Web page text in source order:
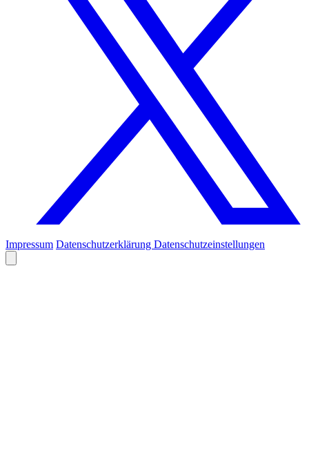
Impressum Datenschutzerklärung Datenschutzeinstellungen